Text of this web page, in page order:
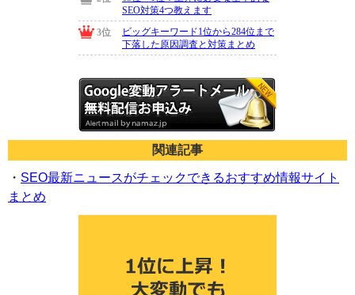
関連記事
・ SEO最新ニュースがチェックできるおすすめ情報サイト
まとめ